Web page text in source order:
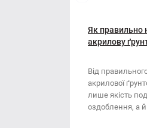
Наждачний
Стрічка
Викрутка
Губки для
Як правильно
акрилову
Від
акрилової
лише якість
оздоблення, а й